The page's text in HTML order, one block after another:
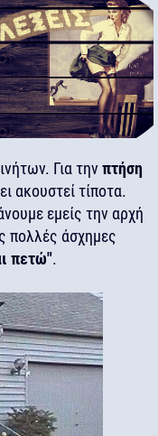
Για τηνπτήση
ακουστεί τίποτα.
εμείς την αρχή
πολλές άσχημες
πετώ".